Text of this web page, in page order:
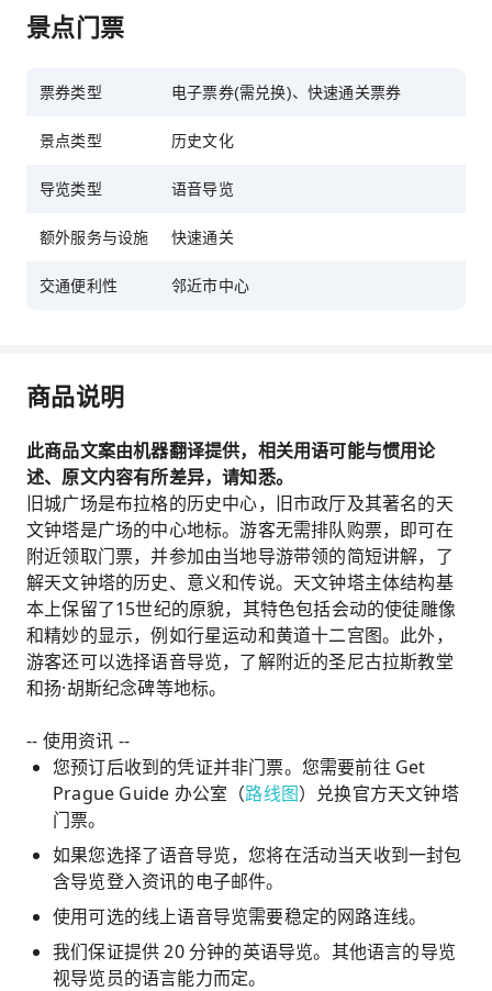
景点门票
票券类型 电子票券(需兑换)、快速通关票券
景点类型 历史文化
导览类型 语音导览
额外服务与设施 快速通关
交通便利性 邻近市中心
商品说明
此商品文案由机器翻译提供，相关用语可能与惯用论
述、原文内容有所差异，请知悉。
旧城广场是布拉格的历史中心，旧市政厅及其著名的天
文钟塔是广场的中心地标。游客无需排队购票，即可在
附近领取门票，并参加由当地导游带领的简短讲解，了
解天文钟塔的历史、意义和传说。天文钟塔主体结构基
本上保留了15世纪的原貌，其特色包括会动的使徒雕像
和精妙的显示，例如行星运动和黄道十二宫图。此外，
游客还可以选择语音导览，了解附近的圣尼古拉斯教堂
和扬·胡斯纪念碑等地标。
-- 使用资讯 --
您预订后收到的凭证并非门票。您需要前往 Get
Prague Guide 办公室（路线图）兑换官方天文钟塔
门票。
如果您选择了语音导览，您将在活动当天收到一封包
含导览登入资讯的电子邮件。
使用可选的线上语音导览需要稳定的网路连线。
我们保证提供 20 分钟的英语导览。其他语言的导览
视导览员的语言能力而定。